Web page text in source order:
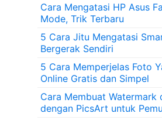
Cara Mengatasi HP Asus
Mode, Trik Terbaru
5 Cara Jitu Mengatasi
Bergerak Sendiri
5 Cara Memperjelas Foto
Online Gratis dan Simpel
Cara Membuat Watermark
dengan PicsArt untuk